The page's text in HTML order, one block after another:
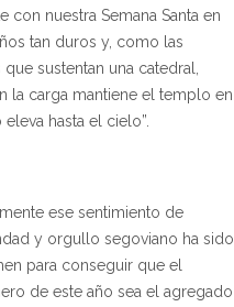
con nuestra Semana Santa en
tan duros y, como las
que sustentan una catedral,
la carga mantiene el templo en
hasta el cielo”.
ese sentimiento de
y orgullo segoviano ha sido
para conseguir que el
de este año sea el agregado